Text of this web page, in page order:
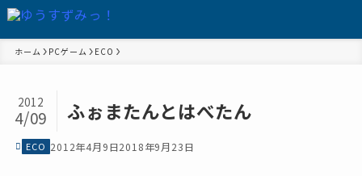
ホーム PCゲーム ECO
ふぉまたんとはべたん
2012
4/09
ECO 2012年4月9日2018年9月23日